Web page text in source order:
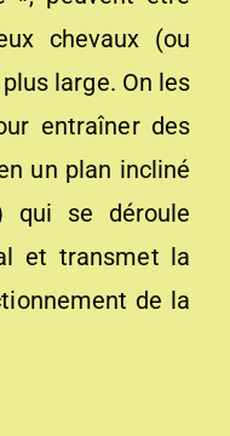
chevaux (ou
large. On les
entraîner des
un plan incliné
qui se déroule
et transmet la
de la